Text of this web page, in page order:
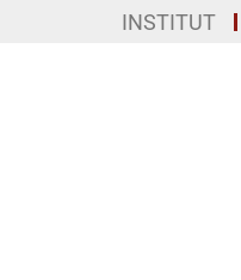
INSTITUT